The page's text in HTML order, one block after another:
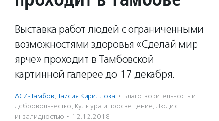
Выставка работ людей с ограниченными
возможностями здоровья «Сделай мир
ярче» проходит в Тамбовской
картинной галерее до 17 декабря.
АСИ-Тамбов, Таисия Кириллова · Благотвори­тель­ность и
доброволь­чест­во, Культура и просвещение, Люди с
инвалидностью · 12.12.2018